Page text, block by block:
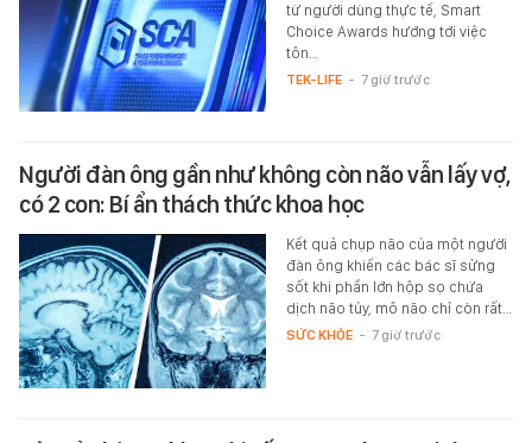
từ người dùng thực tế, Smart
Choice Awards hướng tới việc
tôn…
TEK-LIFE - 7 giờ trước
Người đàn ông gần như không còn não vẫn lấy vợ,
có 2 con: Bí ẩn thách thức khoa học
Kết quả chụp não của một người
đàn ông khiến các bác sĩ sửng
sốt khi phần lớn hộp sọ chứa
dịch não tủy, mô não chỉ còn rất…
SỨC KHỎE - 7 giờ trước